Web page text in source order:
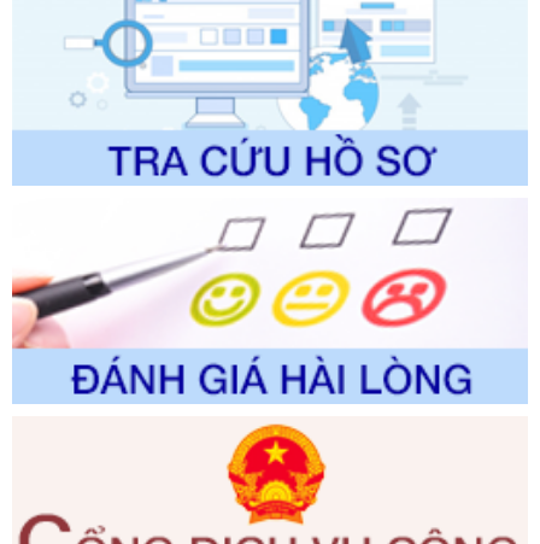
Số kí hiệu:2310/QĐ-UBND
Tên: Về việc công bố Danh mục thủ tục hành chính sửa
đổi, bổ sung và phê duyệt Quy trình nội bộ, quy trình điện tử
trong giải quyết thủtục hành chính lĩnh vực biến đổi khí hậu
thuộc phạm vi giải quyết của Sở Nông nghiệp và Môi
Ngày ban hành: 01/06/2026
Tên: V/v công bố danh mục thủ tục hành chính được sửa
đổi, bổ sung và phê duyệt quy trình nội bộ, quy trình điện tử
giải quyết thủ tục hành chính trong lĩnh vực Luật sư thuộc
phạm vi chức năng quản lý của Sở Tư pháp
Ngày ban hành: 01/06/2026
Số kí hiệu:351/2025/NĐ-CP
Tên: Nghị định số 351/2025/NĐ-CP của Chính phủ: Quy
định chuẩn nghèo đa chiều quốc gia giai đoạn 2026 - 2030
Ngày ban hành: 29/12/2026
3014/QĐ-UBND
Tên: Quyết định về việc công bố danh mục thủ tục hành
chính ban hành mới, sửa đổi bổ sung trong lĩnh vực hỗ trợ